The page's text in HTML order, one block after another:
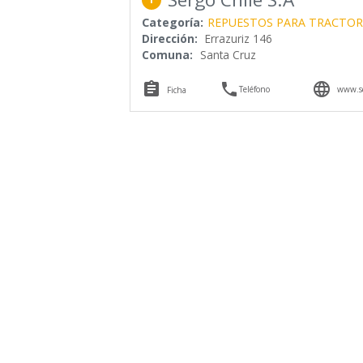
Categoría: REPUESTOS PARA
Dirección: Errazuriz 146
Comuna: Santa Cruz
 Ficha Teléfono 